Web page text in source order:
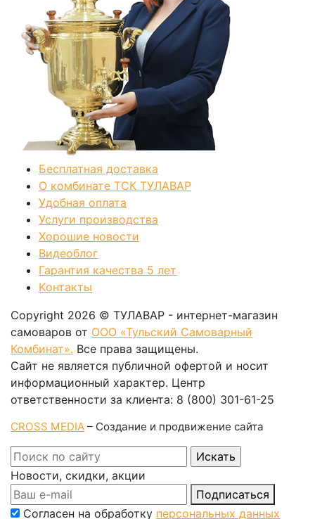
Бесплатная доставка
О комбинате ТСК ТУЛАВАР
Удобная оплата
Услуги производства
Хорошие новости
Видеоблог
Гарантия качества 5 лет
Kонтакты
Copyright 2026 © ТУЛАВАР - интернет-магазин
самоваров от ООО «Тульский Самоварный
Комбинат». Все права защищены.
Сайт не является публичной офертой и носит
информационный характер. Центр
ответственности за клиента: 8 (800) 301-61-25
CROSS MEDIA – Создание и продвижение сайта
Новости, скидки, акции
Подписаться
Согласен на обработку персональных данных